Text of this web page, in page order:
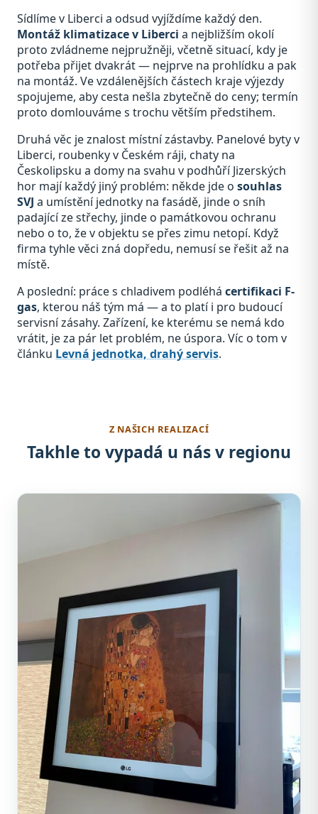
Sídlíme v Liberci a odsud vyjíždíme každý den.
Montáž klimatizace v Liberci a nejbližším okolí
proto zvládneme nejpružněji, včetně situací, kdy je
potřeba přijet dvakrát — nejprve na prohlídku a pak
na montáž. Ve vzdálenějších částech kraje výjezdy
spojujeme, aby cesta nešla zbytečně do ceny; termín
proto domlouváme s trochu větším předstihem.
Druhá věc je znalost místní zástavby. Panelové byty v
Liberci, roubenky v Českém ráji, chaty na
Českolipsku a domy na svahu v podhůří Jizerských
hor mají každý jiný problém: někde jde o souhlas
SVJ a umístění jednotky na fasádě, jinde o sníh
padající ze střechy, jinde o památkovou ochranu
nebo o to, že v objektu se přes zimu netopí. Když
firma tyhle věci zná dopředu, nemusí se řešit až na
místě.
A poslední: práce s chladivem podléhá certifikaci F-
gas, kterou náš tým má — a to platí i pro budoucí
servisní zásahy. Zařízení, ke kterému se nemá kdo
vrátit, je za pár let problém, ne úspora. Víc o tom v
článku Levná jednotka, drahý servis.
Z NAŠICH REALIZACÍ
Takhle to vypadá u nás v regionu